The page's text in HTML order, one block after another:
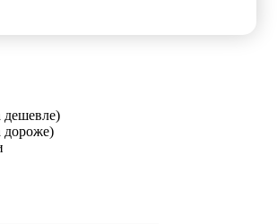
дешевле)
дороже)